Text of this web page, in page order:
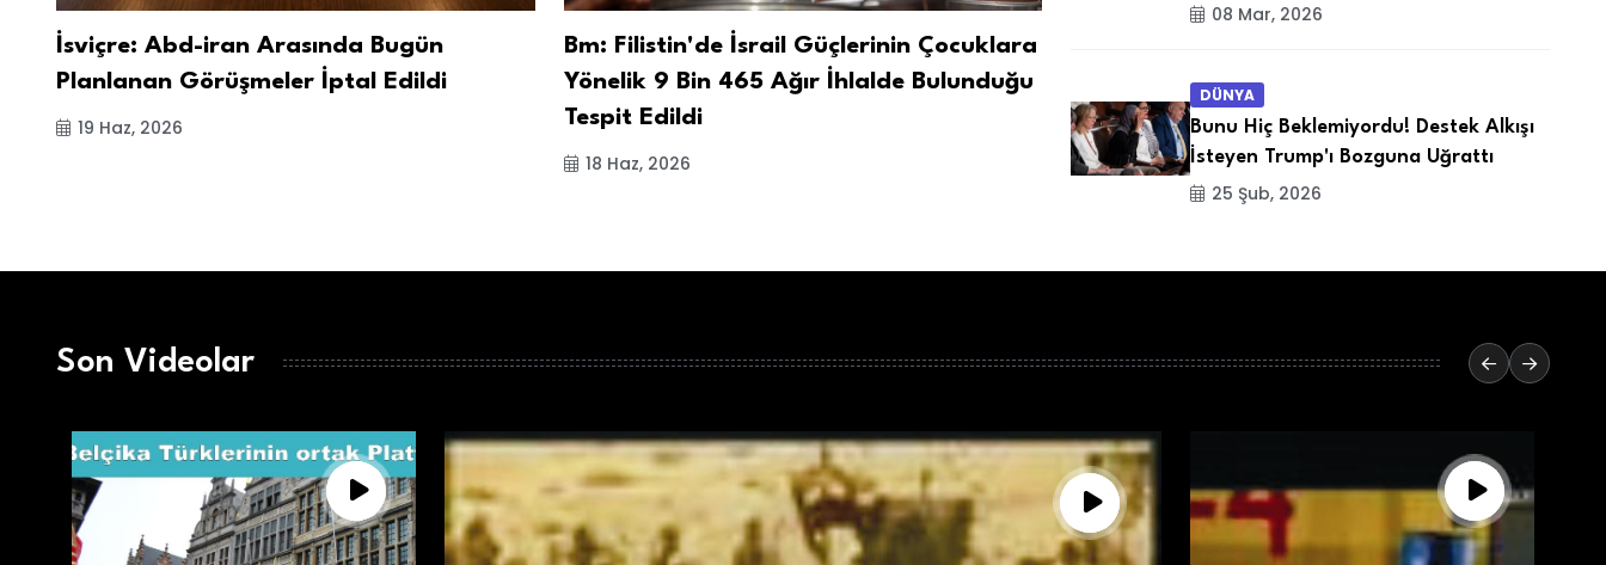
İsviçre: Abd-iran Arasında Bugün
Planlanan Görüşmeler İptal Edildi
19 Haz, 2026
Bm: Filistin'de İsrail Güçlerinin Çocuklara
Yönelik 9 Bin 465 Ağır İhlalde Bulunduğu
Tespit Edildi
18 Haz, 2026
08 Mar, 2026
DÜNYA
Bunu Hiç Beklemiyordu! Destek Alkışı
İsteyen Trump'ı Bozguna Uğrattı
25 Şub, 2026
Son Videolar